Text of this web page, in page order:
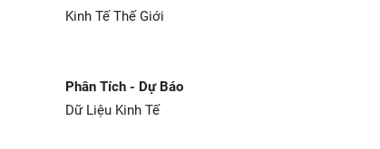
Kinh Tế Thế Giới
Phân Tích - Dự Báo
Dữ Liệu Kinh Tế